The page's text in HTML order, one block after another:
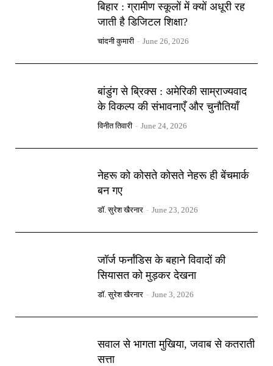
बिहार : ग्रामीण स्कूलों में क्यों अधूरी रह
जाती है डिजिटल शिक्षा?
चांदनी कुमारी - June 26, 2026
बांडुंग से ब्रिक्स : अमेरिकी साम्राज्यवाद
के विकल्प की संभावनाएँ और चुनौतियाँ
विनीत तिवारी - June 24, 2026
नेहरू को कोसते कोसते नेहरू ही बेंचमार्क
बन गए
डॉ. सुरेश खैरनार - June 23, 2026
जॉर्ज फर्नांडिस के बहाने विवादों की
सियासत को मुड़कर देखना
डॉ. सुरेश खैरनार - June 3, 2026
सवाल से भागता मुखिया, जवाब से कतराती
सत्ता